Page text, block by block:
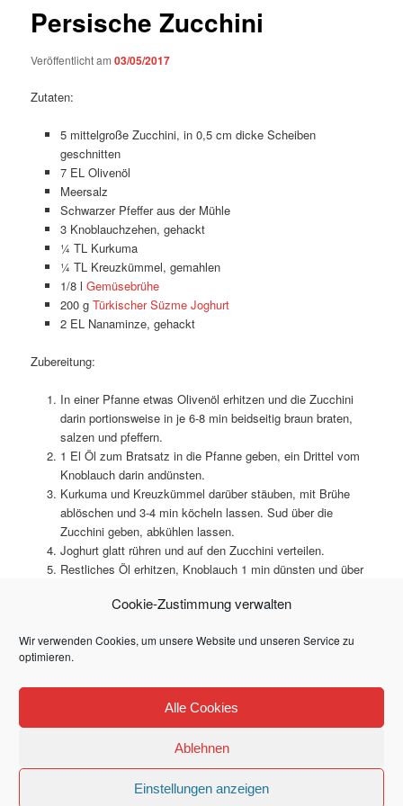
Cookie-Zustimmung verwalten
Wir verwenden Cookies, um unsere Website und unseren Service zu
optimieren.
Alle Cookies
Ablehnen
Einstellungen anzeigen
Persische Zucchini
Veröffentlicht am03/05/2017
Zutaten:
5 mittelgroße Zucchini, in 0,5 cm dicke Scheiben
geschnitten
7 EL Olivenöl
Meersalz
Schwarzer Pfeffer aus der Mühle
3 Knoblauchzehen, gehackt
¼ TL Kurkuma
¼ TL Kreuzkümmel, gemahlen
1/8 l Gemüsebrühe
200 g Türkischer Süzme Joghurt
2 EL Nanaminze, gehackt
Zubereitung:
In einer Pfanne etwas Olivenöl erhitzen und die Zucchini
darin portionsweise in je 6-8 min beidseitig braun braten,
salzen und pfeffern.
1 El Öl zum Bratsatz in die Pfanne geben, ein Drittel vom
Knoblauch darin andünsten.
Kurkuma und Kreuzkümmel darüber stäuben, mit Brühe
ablöschen und 3-4 min köcheln lassen. Sud über die
Zucchini geben, abkühlen lassen.
Joghurt glatt rühren und auf den Zucchini verteilen.
Restliches Öl erhitzen, Knoblauch 1 min dünsten und über
Die Minze über dem Joghurt geben und die Zucchini
veröffentlicht. Setze ein Lesezeichen für den
Impressum und Datenschutz Stolz präsentiert von WordPress